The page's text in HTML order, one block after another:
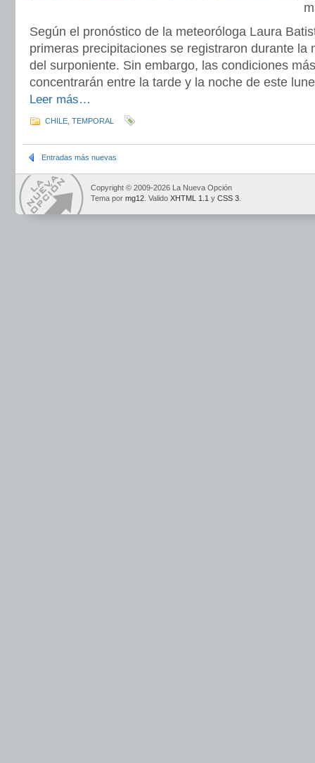
Según el pronóstico de la meteoróloga Laura
primeras precipitaciones se registraron durante la
del surponiente. Sin embargo, las condiciones
concentrarán entre la tarde y la noche de este
Leer más…
CHILE TEMPORAL
Entradas más nuevas
Copyright © 2009-2026 La Nueva Opción
Tema por mg12 . Valido XHTML 1.1 y CSS 3